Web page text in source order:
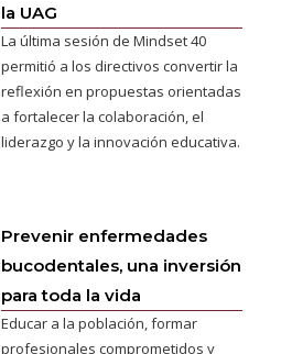
la UAG
La última sesión de Mindset 40
permitió a los directivos convertir la
reflexión en propuestas orientadas
a fortalecer la colaboración, el
liderazgo y la innovación educativa.
Prevenir enfermedades
bucodentales, una inversión
para toda la vida
Educar a la población, formar
profesionales comprometidos y